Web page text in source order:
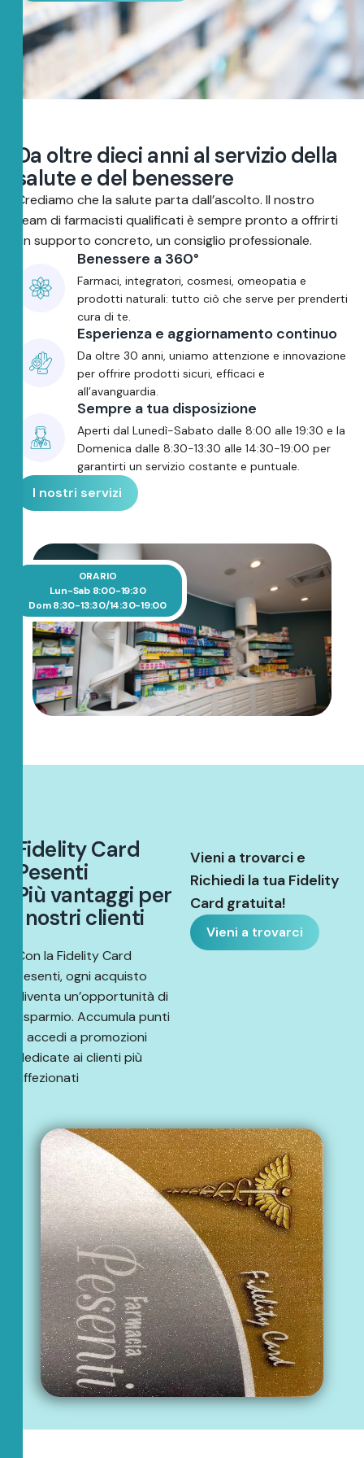
Da oltre dieci anni alservizio della
salute e del benessere
Crediamo che la salute parta dall’ascolto. Il nostro
team di farmacisti qualificati è sempre pronto a offrirti
un supporto concreto, un consiglio professionale.
Benessere a 360°
Farmaci, integratori, cosmesi, omeopatia e
prodotti naturali: tutto ciò che serve per prenderti
cura di te.
Esperienza e aggiornamento continuo
Da oltre 30 anni, uniamo attenzione e innovazione
per offrire prodotti sicuri, efficaci e
all’avanguardia.
Sempre a tua disposizione
Aperti dal Lunedì-Sabato dalle 8:00 alle 19:30 e la
Domenica dalle 8:30-13:30 alle 14:30-19:00 per
garantirti un servizio costante e puntuale.
I nostri servizi
ORARIO
Lun-Sab 8:00-19:30
Dom 8:30-13:30/14:30-19:00
FidelityCard
Pesenti
Piùvantaggi per
nostri clienti
Con la Fidelity Card
Pesenti, ogni acquisto
diventa un’opportunità di
risparmio. Accumula punti
e accedi a promozioni
dedicate ai clienti più
affezionati
Vieni a trovarci e
Richiedi la tua Fidelity
Card gratuita!
Vieni a trovarci